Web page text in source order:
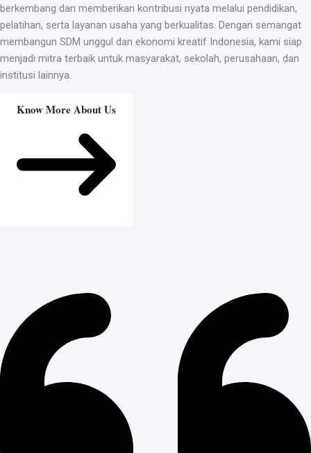
berkembang dan memberikan kontribusi nyata melalui pendidikan,
pelatihan, serta layanan usaha yang berkualitas. Dengan semangat
membangun SDM unggul dan ekonomi kreatif Indonesia, kami siap
menjadi mitra terbaik untuk masyarakat, sekolah, perusahaan, dan
institusi lainnya.
Know More About Us